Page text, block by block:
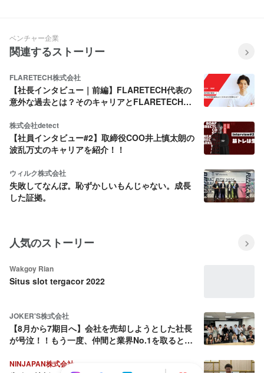
ベンチャー企業
関連するストーリー
FLARETECH株式会社
【社長インタビュー｜前編】FLARETECH代表の
意外な過去とは？そのキャリアとFLARETECH誕
株式会社detect
【社員インタビュー#2】取締役COO井上慎太朗の
波乱万丈のキャリアを紹介！！
ウィルク株式会社
失敗してなんぼ。恥ずかしいもんじゃない。成長
した証拠。
人気のストーリー
Wakgoy Rian
Situs slot tergacor 2022
JOKER'S株式会社
【8月から7期目へ】会社を売却しようとした社長
が号泣！！もう一度、仲間と業界No.1を取ると決
NINJAPAN株式会社